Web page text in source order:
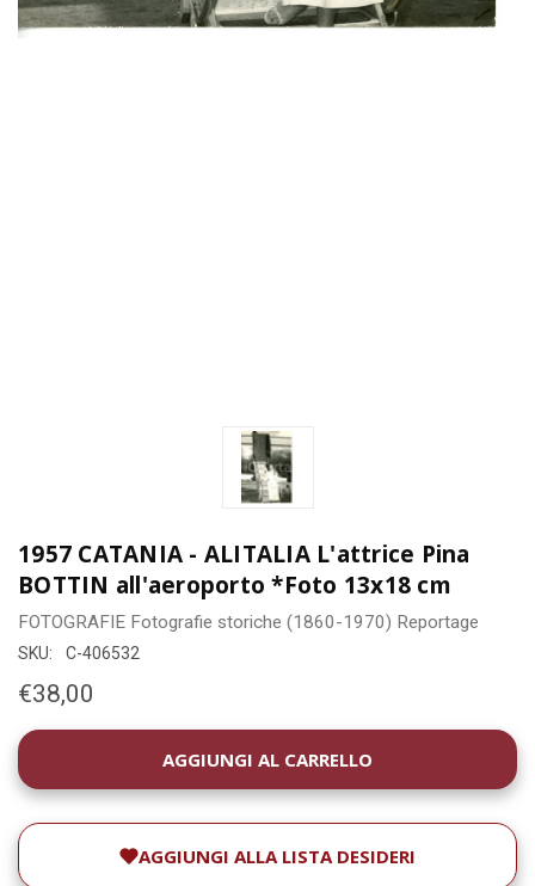
1957 CATANIA - ALITALIA L'attrice Pina
BOTTIN all'aeroporto *Foto 13x18 cm
FOTOGRAFIE Fotografie storiche (1860-1970) Reportage
SKU: C-406532
€38,00
DISPONIBILITÀ
ATTUALE:
AGGIUNGI ALLA LISTA DESIDERI